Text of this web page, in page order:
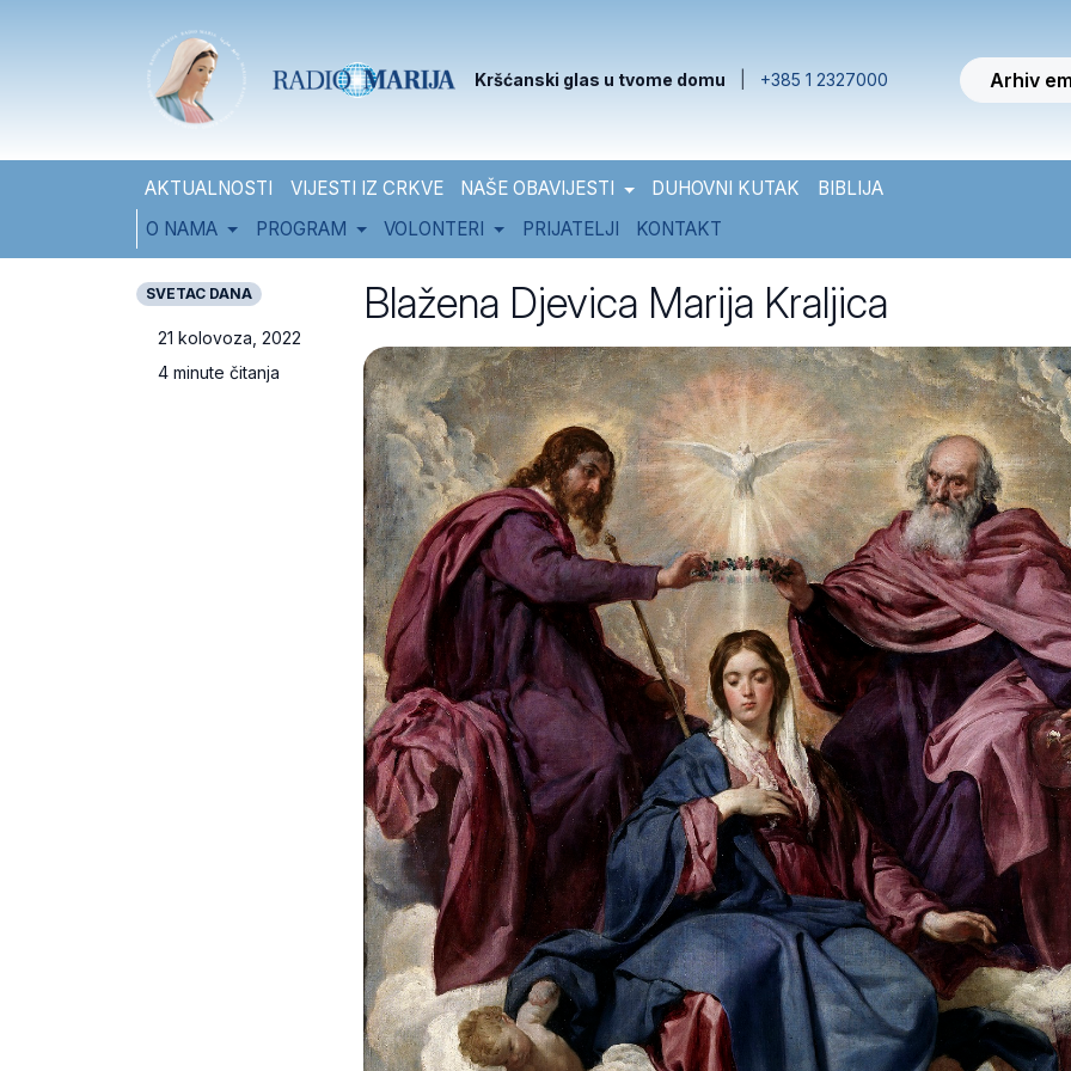
Kršćanski glas u tvome domu +385 1 2327000 Arhiv
AKTUALNOSTI VIJESTI IZ CRKVE NAŠE OBAVIJESTI DUHOVNI KUTAK
BIBLIJA
O NAMA
PROGRAM VOLONTERI PRIJATELJI KONTAKT
SVETAC DANA
21 kolovoza, 2022
4 minute čitanja
Blažena Djevica Marija Kraljica